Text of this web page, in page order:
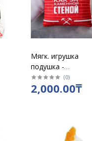
Мягк. игрушка
подушка -
антистресс "За
тобой как за
(0)
2,000.00₸